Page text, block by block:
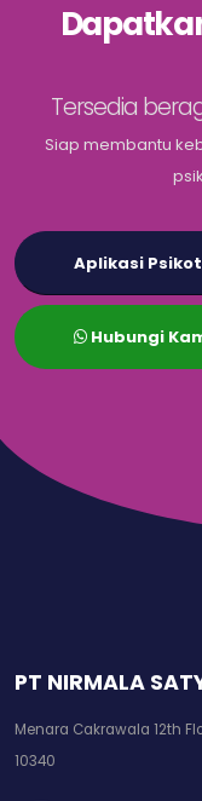
Tersedia
Siap membantu
Aplikasi
Hubungi
PT NIRMALA
Menara Cakrawala 12th
10340